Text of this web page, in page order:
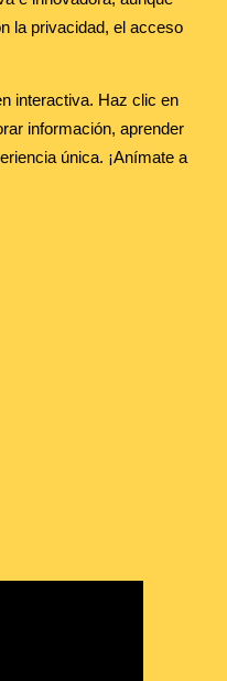
la privacidad, el acceso
interactiva. Haz clic en
información, aprender
única. ¡Anímate a